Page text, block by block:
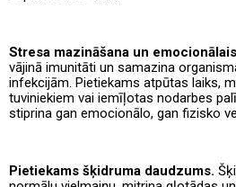
Stresa mazināšana un
vājinā imunitāti un samazina
infekcijām. Pietiekams atpūtas laiks,
tuviniekiem vai iemīļotas nodarbes
stiprina gan emocionālo, gan fizisko
Pietiekams šķidruma daudzums.